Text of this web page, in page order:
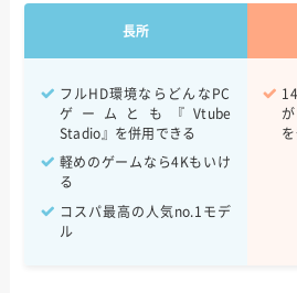
VALORANT
Fortnite
Escape From Tarkov
長所
フルHD環境ならどんなPC
ゲームとも『Vtube
Stadio』を併用できる
軽めのゲームなら4Kもいけ
る
コスパ最高の人気no.1モデ
ル